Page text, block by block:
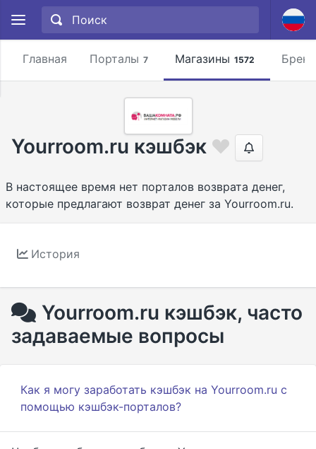
Главная Порталы 7 Магазины 1572
Yourroom.ru кэшбэк
В настоящее время нет порталов возврата денег,
которые предлагают возврат денег за Yourroom.ru.
История
Yourroom.ru кэшбэк, часто
задаваемые вопросы
Как я могу заработать кэшбэк на Yourroom.ru с
помощью кэшбэк-порталов?